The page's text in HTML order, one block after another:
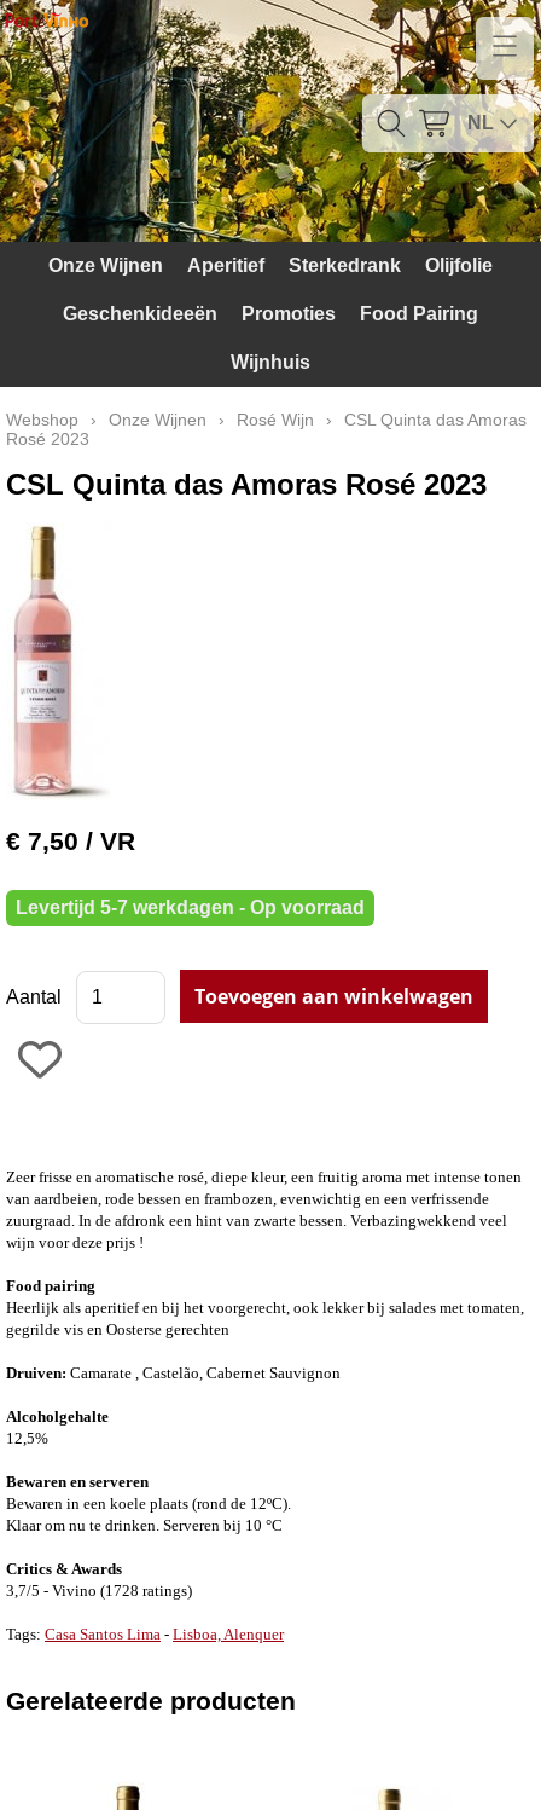
Home
Contact
Mijn account
Verzendkosten
Rode Druiven
NL
Onze Wijnen Aperitief Sterkedrank Olijfolie
Geschenkideeën Promoties Food Pairing
Wijnhuis
Webshop › Onze Wijnen › Rosé Wijn ›
CSL Quinta das Amoras
Rosé 2023
CSL Quinta das Amoras Rosé 2023
€ 7,50 / VR
Levertijd 5-7 werkdagen - Op voorraad
Aantal
Zeer frisse en aromatische rosé, diepe kleur, een fruitig aroma met intense tonen
van aardbeien, rode bessen en frambozen, evenwichtig en een verfrissende
zuurgraad. In de afdronk een hint van zwarte bessen. Verbazingwekkend veel
wijn voor deze prijs !
Food pairing
Heerlijk als aperitief en bij het voorgerecht, ook lekker bij salades met tomaten,
gegrilde vis en Oosterse gerechten
Druiven: Camarate , Castelão, Cabernet Sauvignon
Alcoholgehalte
12,5%
Bewaren en serveren
Bewaren in een koele plaats (rond de 12ºC).
Klaar om nu te drinken. Serveren bij 10 °C
Critics & Awards
3,7/5 - Vivino (1728 ratings)
Tags: Casa Santos Lima - Lisboa, Alenquer
Gerelateerde producten